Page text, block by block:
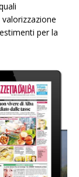
per la